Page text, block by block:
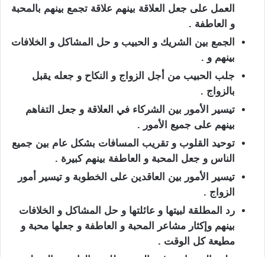
العمل على جعل العلاقة بينهم علاقة تجمع بينهم بالمحبة
و العاطفة .
الجمع بين الشريك و الحبيب و حل المشاكل و الخلافات
بينهم و .
جلب الحبيب من أجل الزواج و النكاح و جعله يقبل
بالزواج .
تيسير الأمور بين الشركاء في العلاقة و جعل التفاهم
بينهم على جميع الأمور .
توحيد القلوب و تقريب المسافات بشكل عام بين جميع
الناس و جعل المحبة و العاطفة بينهم كبيرة .
تيسير الأمور بين العاقدين على الخطوبة و تيسير أمور
الزواج .
رد المطلقة لبيتها و عائلتها و حل المشاكل و الخلافات
بينهم وإكثار مشاعر المحبة و العاطفة و جعلها محبة و
مطيعة كل الوقت .